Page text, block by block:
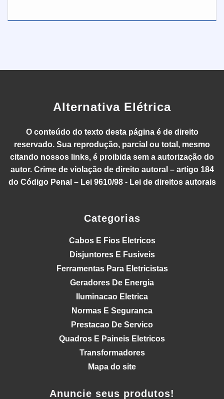
Alternativa Elétrica
O conteúdo do texto desta página é de direito
reservado. Sua reprodução, parcial ou total, mesmo
citando nossos links, é proibida sem a autorização do
autor. Crime de violação de direito autoral – artigo 184
do Código Penal – Lei 9610/98 - Lei de direitos autorais
Categorias
Cabos E Fios Eletricos
Disjuntores E Fusiveis
Ferramentas Para Eletricistas
Geradores De Energia
Iluminacao Eletrica
Normas E Seguranca
Prestacao De Servico
Quadros E Paineis Eletricos
Transformadores
Mapa do site
Anuncie seus produtos!